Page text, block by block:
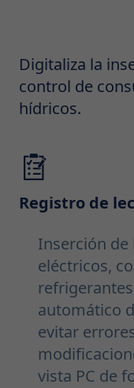
Digitaliza la
control de
hídricos.
Registro de
Inserción de
eléctricos,
automático
evitar
vista PC de